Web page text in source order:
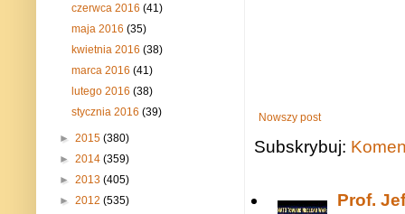
Nowszy post
Subskrybuj:
Prof.
czerwca 2016(41)
maja 2016(35)
kwietnia 2016(38)
marca 2016(41)
lutego 2016(38)
stycznia 2016(39)
► 2015 (380)
► 2014 (359)
► 2013 (405)
► 2012 (535)